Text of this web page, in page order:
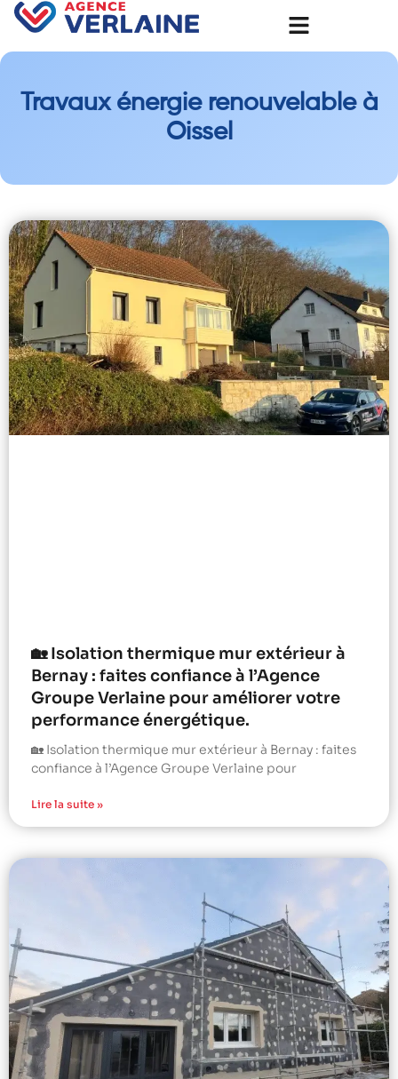
Travaux énergie renouvelable à
Oissel
🏡 Isolation thermique mur extérieur à
Bernay : faites confiance à l’Agence
Groupe Verlaine pour améliorer votre
performance énergétique.
🏡 Isolation thermique mur extérieur à Bernay : faites
confiance à l’Agence Groupe Verlaine pour
Lire la suite »